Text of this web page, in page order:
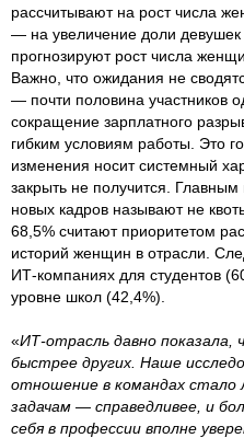
рассчитывают на рост числа
— на увеличение доли
прогнозируют рост числа
Важно, что ожидания не
— почти половина участников
сокращение зарплатного
гибким условиям работы. Это
изменения носит системный
закрыть не получится.
новых кадров называют не
68,5% считают приоритетом
историй женщин в отрасли.
ИТ-компаниях для студентов
уровне школ (42,4%).
«ИТ-отрасль давно показала,
быстрее других. Наше
отношение в командах стало
задачам — справедливее, и
себя в профессии вполне